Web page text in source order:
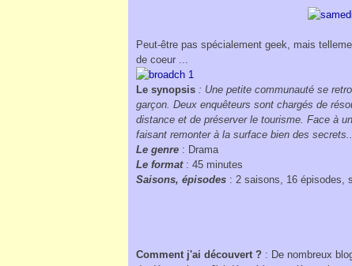
Peut-être pas spécialement geek, mais
de coeur ...
Le synopsis : Une petite communauté se
garçon. Deux enquêteurs sont chargés de
distance et de préserver le tourisme. Face à
faisant remonter à la surface bien des
Le genre : Drama
Le format : 45 minutes
Saisons, épisodes : 2 saisons, 16 épisodes,
Comment j'ai découvert ? : De nombreux